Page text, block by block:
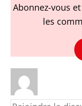
Abonnez-vous
les